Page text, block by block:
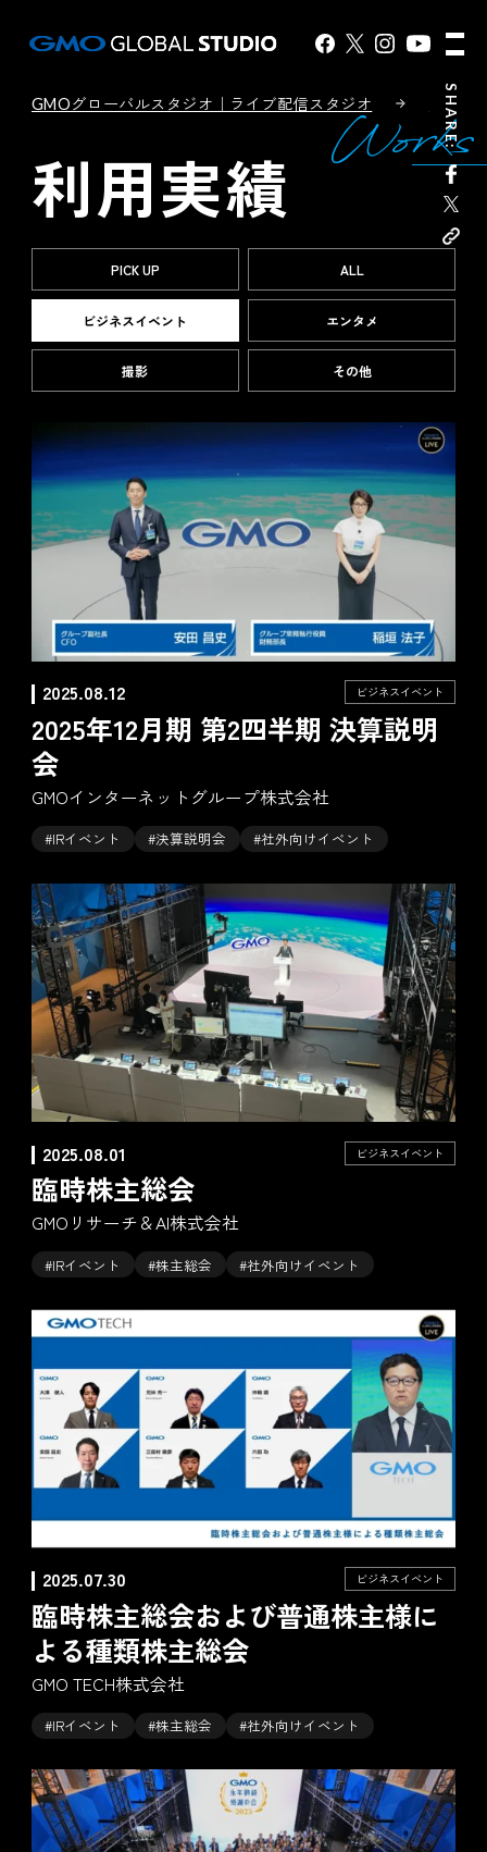
SHARE:
GMOグローバルスタジオ｜ライブ配信スタジオ 利用実
利用実績 Works
PICK UP ALL
ビジネスイベント エンタメ
撮影 その他
2025.08.12 ビジネスイベント
2025年12月期 第2四半期 決算説明
会
GMOインターネットグループ株式会社
#IRイベント #決算説明会 #社外向けイベント
2025.08.01 ビジネスイベント
臨時株主総会
GMOリサーチ＆AI株式会社
#IRイベント #株主総会 #社外向けイベント
2025.07.30 ビジネスイベント
臨時株主総会および普通株主様に
よる種類株主総会
GMO TECH株式会社
#IRイベント #株主総会 #社外向けイベント